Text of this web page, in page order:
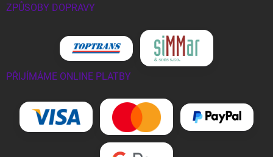
ZPŮSOBY DOPRAVY
PŘIJÍMÁME ONLINE PLATBY